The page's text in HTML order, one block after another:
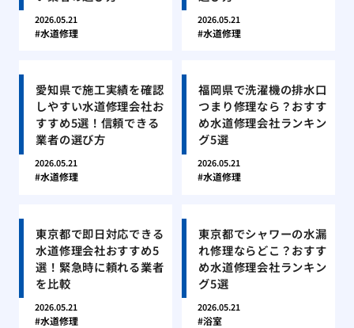
2026.05.21
水道修理
2026.05.21
水道修理
愛知県で施工実績を確認
しやすい水道修理会社お
すすめ5選！信頼できる
業者の選び方
2026.05.21
水道修理
福岡県で洗濯機の排水口
つまり修理なら？おすす
め水道修理会社ランキン
グ5選
2026.05.21
水道修理
東京都で即日対応できる
水道修理会社おすすめ5
選！緊急時に頼れる業者
を比較
2026.05.21
水道修理
東京都でシャワーの水漏
れ修理ならどこ？おすす
め水道修理会社ランキン
グ5選
2026.05.21
浴室